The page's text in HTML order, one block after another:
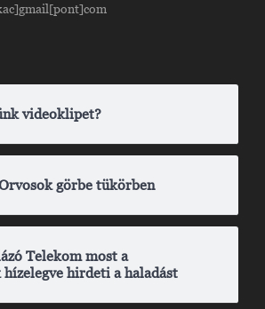
videoklipet?
görbe tükörben
Telekom most a
hirdeti a haladást